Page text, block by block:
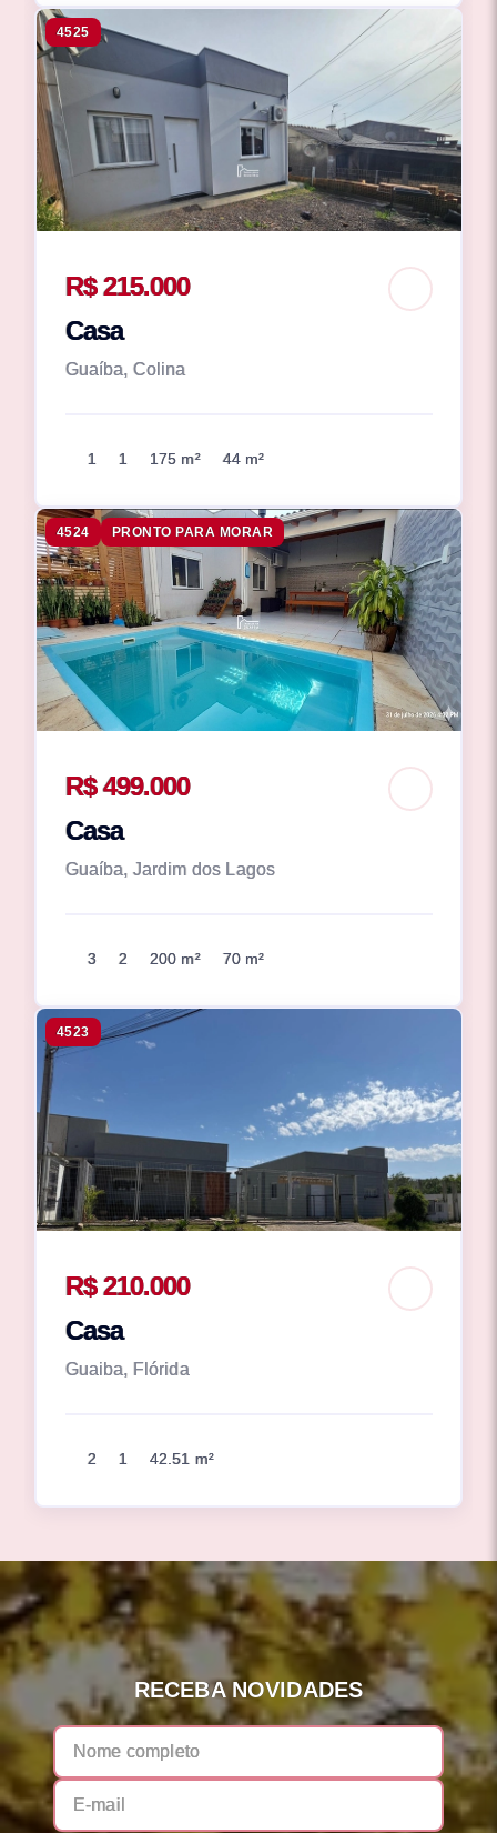
4525
R$ 215.000
Casa
Guaíba, Colina
1 1 175 m² 44 m²
4524 PRONTO PARA MORAR
R$ 499.000
Casa
Guaíba, Jardim dos Lagos
3 2 200 m² 70 m²
4523
R$ 210.000
Casa
Guaiba, Flórida
2 1 42.51 m²
RECEBA NOVIDADES